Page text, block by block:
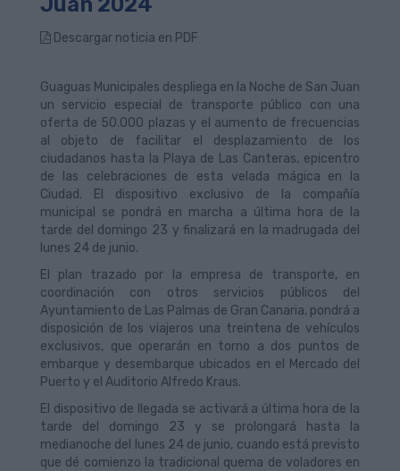
Descargar noticia en PDF
Guaguas Municipales despliega en la Noche de San Juan
un servicio especial de transporte público con una
oferta de 50.000 plazas y el aumento de frecuencias
al objeto de facilitar el desplazamiento de los
ciudadanos hasta la Playa de Las Canteras, epicentro
de las celebraciones de esta velada mágica en la
Ciudad. El dispositivo exclusivo de la compañía
municipal se pondrá en marcha a última hora de la
tarde del domingo 23 y finalizará en la madrugada del
lunes 24 de junio.
El plan trazado por la empresa de transporte, en
coordinación con otros servicios públicos del
Ayuntamiento de Las Palmas de Gran Canaria, pondrá a
disposición de los viajeros una treintena de vehículos
exclusivos, que operarán en torno a dos puntos de
embarque y desembarque ubicados en el Mercado del
Puerto y el Auditorio Alfredo Kraus.
El dispositivo de llegada se activará a última hora de la
tarde del domingo 23 y se prolongará hasta la
medianoche del lunes 24 de junio, cuando está previsto
que dé comienzo la tradicional quema de voladores en